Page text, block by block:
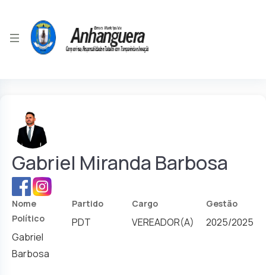
Gabriel Miranda Barbosa
Nome
Político
Gabriel
Barbosa
Partido
PDT
Cargo
VEREADOR(A)
Gestão
2025/2025